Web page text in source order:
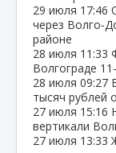
29 июля 17:46
через
районе
28 июля 11:33
Волгограде
28 июля 09:27
тысяч рублей
27 июля 15:16
вертикали
27 июля 13:33